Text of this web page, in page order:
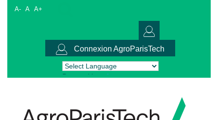
A- A A+
Connexion AgroParisTech
Powered by Translate